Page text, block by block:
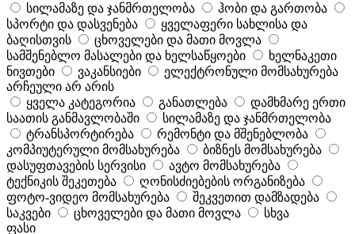
სილამაზე და ჯანმრთელობა
ჰობი და გართობა
სპორტი და დასვენება
ყველაფერი სახლისა და
ბაღისთვის
ცხოველები და მათი მოვლა
სამშენებლო მასალები და ხელსაწყოები
ხელნაკეთი
ნივთები
ვაკანსიები
ელექტრონული მომსახურება
არჩეული არ არის
ყველა კატეგორია
განათლება
დამხმარე ერთი
საათის განმავლობაში
სილამაზე და ჯანმრთელობა
ტრანსპორტირება
რემონტი და მშენებლობა
კომპიუტერული მომსახურება
ბიზნეს მომსახურება
დასუფთავების სერვისი
ავტო მომსახურება
ტექნიკის შეკეთება
ღონისძიებების ორგანიზება
ფოტო-ვიდეო მომსახურება
შეკვეთით დამზადება
საკვები
ცხოველები და მათი მოვლა
სხვა
ფასი